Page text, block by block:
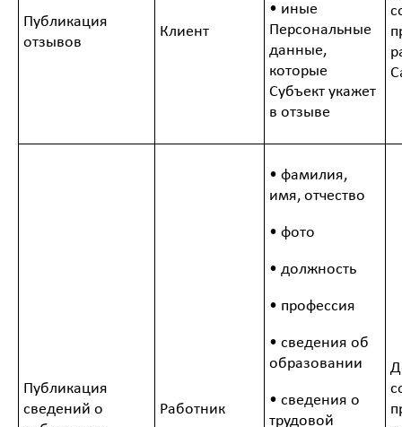
Публикация
отзывов
Клиент
• иные
Персональные
данные,
которые
Субъект укажет
в отзыве
Публикация
сведений о
Работник
• фамилия,
имя, отчество
• фото
• должность
• профессия
• сведения об
образовании
• сведения о
трудовой